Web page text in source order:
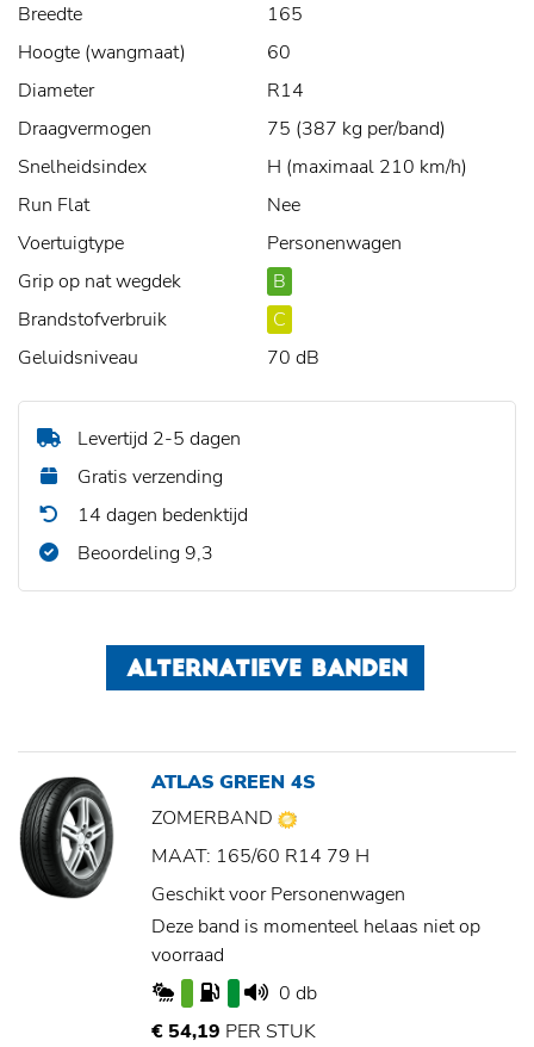
Breedte
165
Hoogte (wangmaat)
60
Diameter
R14
Draagvermogen
75 (387 kg per/band)
Snelheidsindex
H (maximaal 210 km/h)
Run Flat
Nee
Voertuigtype
Personenwagen
Grip op nat wegdek
B
Brandstofverbruik
C
Geluidsniveau
70 dB
Levertijd 2-5 dagen
Gratis verzending
14 dagen bedenktijd
Beoordeling 9,3
ALTERNATIEVE BANDEN
ATLAS GREEN 4S
ZOMERBAND
MAAT: 165/60 R14 79 H
Geschikt voor Personenwagen
Deze band is momenteel helaas niet op
voorraad
0 db
€ 54,19 PER STUK